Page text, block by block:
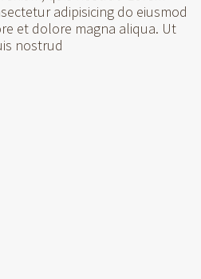
adipisicing do eiusmod
et dolore magna aliqua. Ut
nostrud